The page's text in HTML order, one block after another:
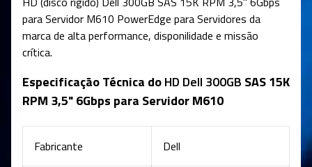
para Servidor M610 PowerEdge para Servidores da
marca de alta performance, disponilidade e missão
crítica.
Especificação Técnica doHD Dell 300GB SAS 15K
RPM 3,5" 6Gbps para Servidor M610
Fabricante Dell